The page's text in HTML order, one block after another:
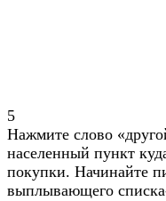
5
Нажмите слово
населенный пункт
покупки. Начинайте
выплывающего